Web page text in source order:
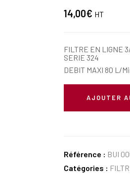
14,00€ HT
FILTRE EN LIGNE
SERIE 324
DEBIT MAXI 80 L/
AJOUTER
Référence : BUI
Catégories :